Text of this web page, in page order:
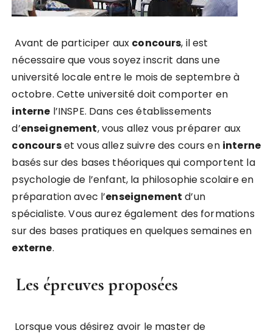
Avant de participer aux concours, il est
nécessaire que vous soyez inscrit dans une
université locale entre le mois de septembre à
octobre. Cette université doit comporter en
interne l’INSPE. Dans ces établissements
d’enseignement, vous allez vous préparer aux
concourset vous allez suivre des cours en interne
basés sur des bases théoriques qui comportent la
psychologie de l’enfant, la philosophie scolaire en
préparation avec l’enseignement d’un
spécialiste. Vous aurez également des formations
sur des bases pratiques en quelques semaines en
externe.
Les épreuves proposées
Lorsque vous désirez avoir le master de